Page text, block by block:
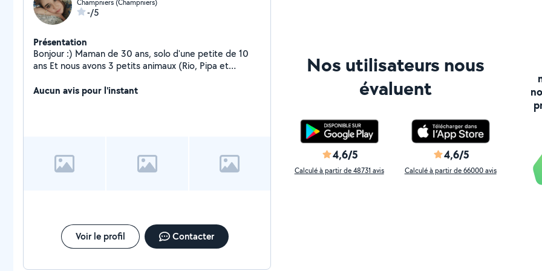
Champniers (Champniers)
-/5
Présentation
Bonjour :) Maman de 30 ans, solo d'une petite de 10
ans Et nous avons 3 petits animaux (Rio, Pipa et
Aucun avis pour l'instant
Voir le profil Contacter
Nos utilisateurs nous
évaluent
4,6/5
Calculé à partir de 48731 avis
4,6/5
Calculé à partir de 66000 avis